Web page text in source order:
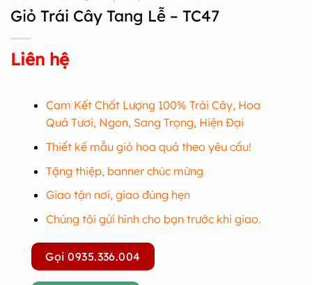
Giỏ Trái Cây Tang Lễ – TC47
Liên hệ
Cam Kết Chất Lượng 100% Trái Cây, Hoa
Quả Tươi, Ngon, Sang Trọng, Hiện Đại
Thiết kế mẫu giỏ hoa quả theo yêu cầu!
Tặng thiệp, banner chúc mừng
Giao tận nơi, giao đúng hẹn
Chúng tôi gửi hình cho bạn trước khi giao.
Gọi 0935.336.004